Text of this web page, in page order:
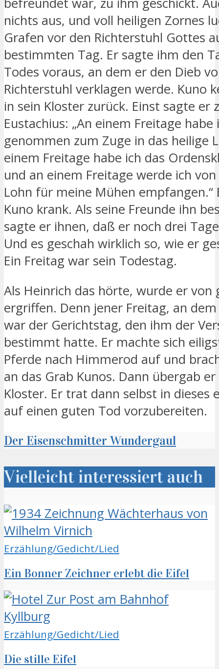
nichts aus, und voll heiligen Zornes
Grafen vor den Richterstuhl Gottes
bestimmten Tag. Er sagte ihm den
Todes voraus, an dem er den Dieb
Richterstuhl verklagen werde. Kuno
in sein Kloster zurück. Einst sagte er
Eustachius: „An einem Freitage habe
genommen zum Zuge in das heilige
einem Freitage habe ich das
und an einem Freitage werde ich
Lohn für meine Mühen empfangen.“
Kuno krank. Als seine Freunde ihn
sagte er ihnen, daß er noch drei
Und es geschah wirklich so, wie er
Ein Freitag war sein Todestag.
Als Heinrich das hörte, wurde er von
ergriffen. Denn jener Freitag, an
war der Gerichtstag, den ihm der
bestimmt hatte. Er machte sich
Pferde nach Himmerod auf und
an das Grab Kunos. Dann übergab
Kloster. Er trat dann selbst in dieses
auf einen guten Tod vorzubereiten.
Der Eisenschmitter Wundergaul
Vielleicht interessiert auch
Erzählung/Gedicht/Lied
Ein Bonner Zeichner erlebt die Eifel
Erzählung/Gedicht/Lied
Die stille Eifel